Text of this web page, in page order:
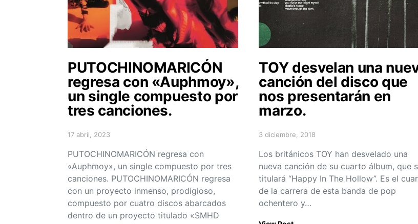
PUTOCHINOMARICÓN
regresa con «Auphmoy»,
un single compuesto por
tres canciones.
Posted on
17 abril, 2023
PUTOCHINOMARICÓN regresa con
«Auphmoy», un single compuesto por tres
canciones. PUTOCHINOMARICÓN regresa
con un proyecto inmenso, prodigioso,
compuesto por cuatro discos abarcados
dentro de un proyecto titulado «SMHD
TOY desvelan una
canción del disco que
nos presentarán en
marzo.
Posted on
3 diciembre, 2018
Los británicos TOY han desvelado una
nueva canción de su cuarto álbum, que
titulará “Happy In The Hollow”. Es el
de la carrera de esta banda de pop
ochentero y…